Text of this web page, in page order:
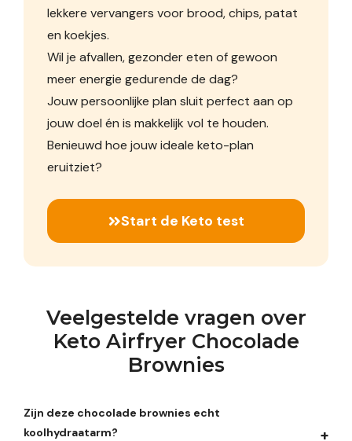
lekkere vervangers voor brood, chips, patat
en koekjes.
Wil je afvallen, gezonder eten of gewoon
meer energie gedurende de dag?
Jouw persoonlijke plan sluit perfect aan op
jouw doel én is makkelijk vol te houden.
Benieuwd hoe jouw ideale keto-plan
eruitziet?
Start de Keto test
Veelgestelde vragen over
Keto Airfryer Chocolade
Brownies
Zijn deze chocolade brownies echt
koolhydraatarm?